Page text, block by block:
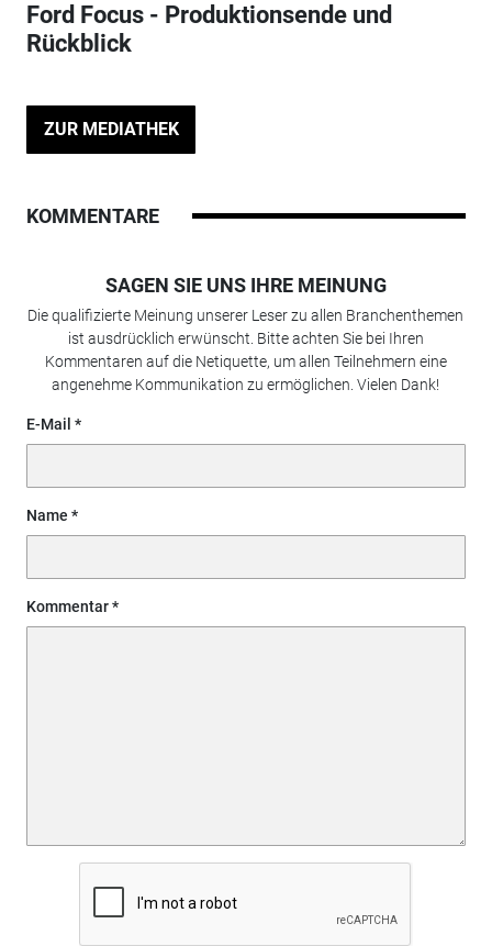
Ford Focus - Produktionsende und
Rückblick
ZUR MEDIATHEK
KOMMENTARE
SAGEN SIE UNS IHRE MEINUNG
Die qualifizierte Meinung unserer Leser zu allen Branchenthemen
ist ausdrücklich erwünscht. Bitte achten Sie bei Ihren
Kommentaren auf die Netiquette, um allen Teilnehmern eine
angenehme Kommunikation zu ermöglichen. Vielen Dank!
E-Mail
Name
Kommentar